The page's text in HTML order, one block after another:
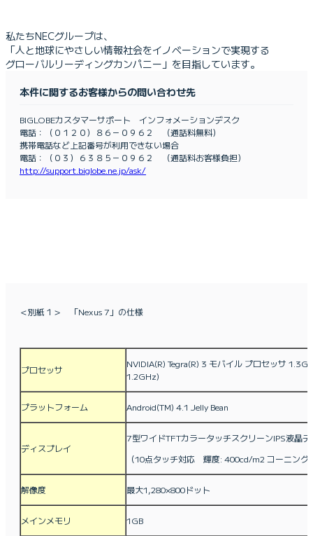
私たちNECグループは、
「人と地球にやさしい情報社会をイノベーションで実現する
グローバルリーディングカンパニー」を目指しています。
本件に関するお客様からの問い合わせ先
BIGLOBEカスタマーサポート インフォメーションデスク
電話：（０１２０）８６－０９６２ （通話料無料）
携帯電話など上記番号が利用できない場合
電話：（０３）６３８５－０９６２ （通話料お客様負担）
http://support.biglobe.ne.jp/ask/
＜別紙１＞ 「Nexus 7」の仕様
プロセッサ
NVIDIA(R) Tegra(R) 3 モバイル プロセッサ
1.2GHz)
プラットフォーム Android(TM) 4.1 Jelly Bean
ディスプレイ
7型ワイドTFTカラータッチスクリーンIPS液晶
（10点タッチ対応 輝度: 400cd/m2 コーニング
解像度 最大1,280×800ドット
メインメモリ 1GB